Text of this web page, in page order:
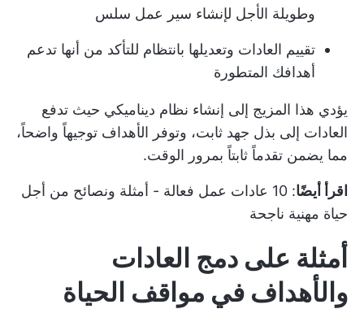
وطويلة الأجل لإنشاء سير عمل سلس
تقييم العادات وتعديلها بانتظام للتأكد من أنها تدعم
أهدافك المتطورة
يؤدي هذا المزيج إلى إنشاء نظام ديناميكي حيث تدفع
العادات إلى بذل جهد ثابت، وتوفر الأهداف توجيهاً واضحاً،
مما يضمن تقدماً ثابتاً بمرور الوقت.
اقرأ أيضًا:
10 عادات عمل فعالة - أمثلة ونصائح من أجل
حياة مهنية ناجحة
أمثلة على دمج العادات
والأهداف في مواقف الحياة